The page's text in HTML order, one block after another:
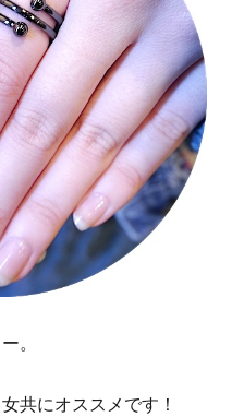
。
共にオススメです！